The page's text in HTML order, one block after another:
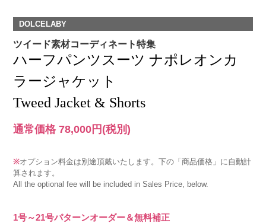
DOLCELABY
ツイード素材コーディネート特集
ハーフパンツスーツ ナポレオンカ
ラージャケット
Tweed Jacket & Shorts
通常価格 78,000円 (税別)
※オプション料金は別途頂戴いたします。下の「商品価格」に自動計
算されます。
All the optional fee will be included in Sales Price, below.
1号～21号パターンオーダー＆無料補正